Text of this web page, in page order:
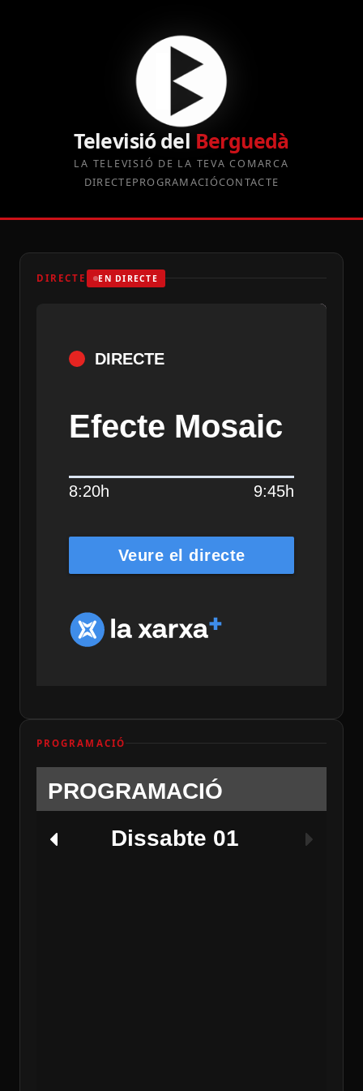
Televisió del Berguedà
LA TELEVISIÓ DE LA TEVA COMARCA
DIRECTEPROGRAMACIÓCONTACTE
DIRECTE EN DIRECTE
DIRECTE
Efecte Mosaic
8:20h 9:45h
Veure el directe
PROGRAMACIÓ
PROGRAMACIÓ
Dissabte 01